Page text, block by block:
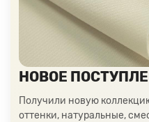
Мы понимаем,
уверенным в
предлагаем
бесплатные
каталога нашего
образом, Вы можете
изысканность шелка
решение перед
НОВОЕ
Получили новую
оттенки, натуральные,